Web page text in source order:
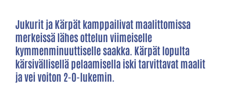
Jukurit ja Kärpät kamppailivat maalittomissa
merkeissä lähes ottelun viimeiselle
kymmenminuuttiselle saakka. Kärpät lopulta
kärsivällisellä pelaamisella iski tarvittavat maalit
ja vei voiton 2-0-lukemin.